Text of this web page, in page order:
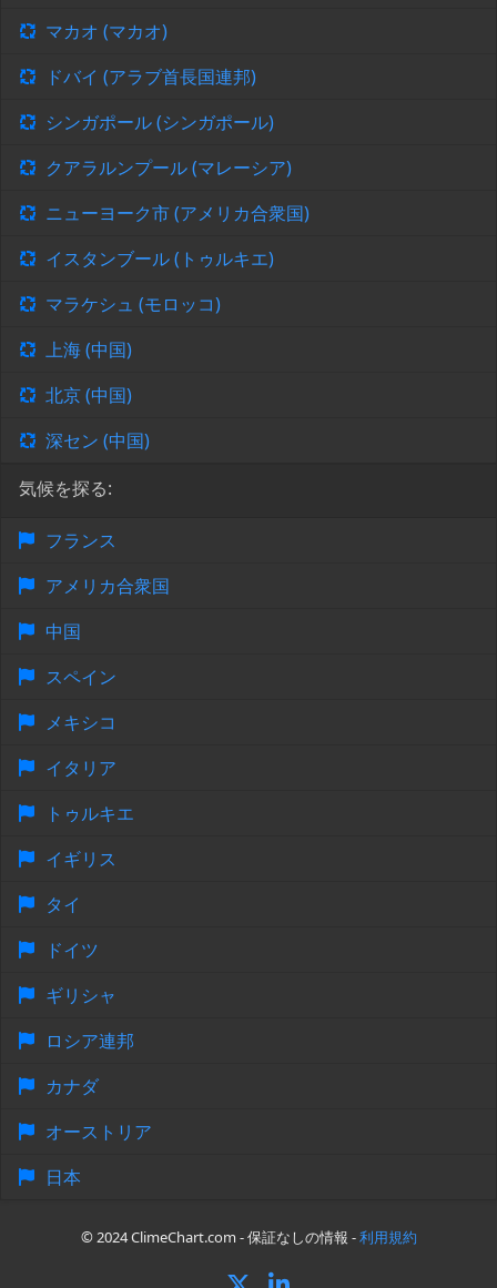
マカオ (マカオ)
ドバイ (アラブ首長国連邦)
シンガポール (シンガポール)
クアラルンプール (マレーシア)
ニューヨーク市 (アメリカ合衆国)
イスタンブール (トゥルキエ)
マラケシュ (モロッコ)
上海 (中国)
北京 (中国)
深セン (中国)
気候を探る:
フランス
アメリカ合衆国
中国
スペイン
メキシコ
イタリア
トゥルキエ
イギリス
タイ
ドイツ
ギリシャ
ロシア連邦
カナダ
オーストリア
日本
© 2024 ClimeChart.com - 保証なしの情報 -利用規約